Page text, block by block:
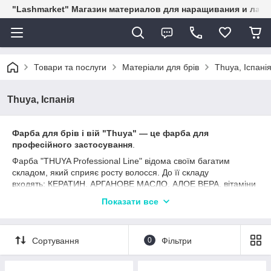
"Lashmarket" Магазин материалов для наращивания и
Товари та послуги Матеріали для брів Thuya, Іспанія
Thuya, Іспанія
Фарба для брів і вій "Thuya" — це фарба для
професійного застосування
Фарба "THUYA Professional Line" відома своїм багатим
складом, який сприяє росту волосся. До її складу
входять: КЕРАТИН, АРГАНОВЕ МАСЛО, АЛОЕ ВЕРА, вітаміни
мінерали та безліч інших поживних речовин.
"Thuya Professional Line" — це єдина у світі компанія, яка
розробила формулу барвника з кератином і аргановою
олією, які надають волоссю густоти та пишності, а також
захищають його від впливу декоративної косметики.
Показати все
Сортування 0 Фільтри